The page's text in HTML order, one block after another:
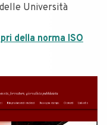
Università
della norma ISO